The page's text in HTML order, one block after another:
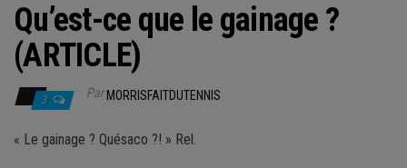
Qu’est-ce que le gainage ?
(ARTICLE)
3 ParMORRISFAITDUTENNIS
« Le gainage ? Quésaco ?! » Rel.